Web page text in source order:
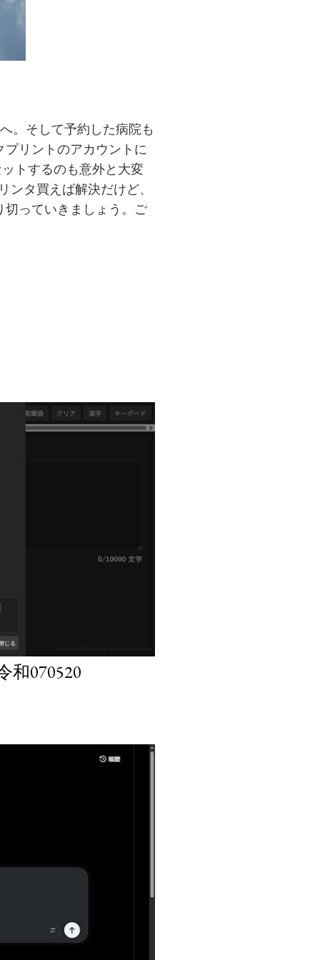
。そして予約した病院も
リントのアカウントに
トするのも意外と大変
ンタ買えば解決だけど、
切っていきましょう。ご
070520